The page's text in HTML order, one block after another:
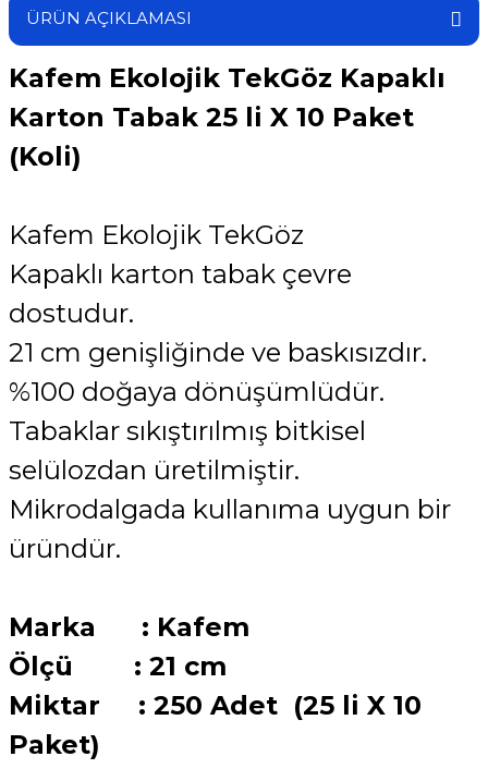
ÜRÜN AÇIKLAMASI
Kafem Ekolojik TekGöz Kapaklı
Karton Tabak 25 li X 10 Paket
(Koli)
Kafem Ekolojik TekGöz
Kapaklı karton tabak çevre
dostudur.
21 cm genişliğinde ve baskısızdır.
%100 doğaya dönüşümlüdür.
Tabaklar sıkıştırılmış bitkisel
selülozdan üretilmiştir.
Mikrodalgada kullanıma uygun bir
üründür.
Marka : Kafem
Ölçü : 21 cm
Miktar : 250 Adet (25 li X 10
Paket)